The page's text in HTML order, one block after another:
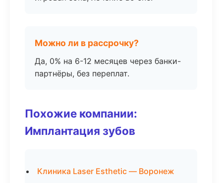
Можно ли в рассрочку?
Да, 0% на 6-12 месяцев через банки-
партнёры, без переплат.
Похожие компании:
Имплантация зубов
Клиника Laser Esthetic — Воронеж